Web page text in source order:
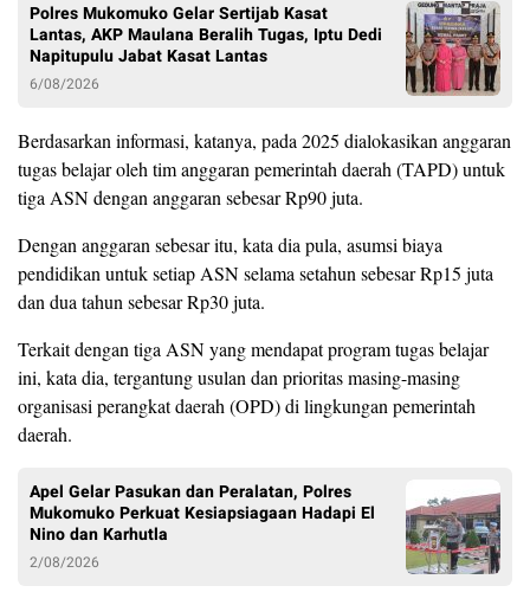
Polres Mukomuko Gelar Sertijab Kasat
Lantas, AKP Maulana Beralih Tugas, Iptu Dedi
Napitupulu Jabat Kasat Lantas
6/08/2026
Berdasarkan informasi, katanya, pada 2025 dialokasikan anggaran
tugas belajar oleh tim anggaran pemerintah daerah (TAPD) untuk
tiga ASN dengan anggaran sebesar Rp90 juta.
Dengan anggaran sebesar itu, kata dia pula, asumsi biaya
pendidikan untuk setiap ASN selama setahun sebesar Rp15 juta
dan dua tahun sebesar Rp30 juta.
Terkait dengan tiga ASN yang mendapat program tugas belajar
ini, kata dia, tergantung usulan dan prioritas masing-masing
organisasi perangkat daerah (OPD) di lingkungan pemerintah
daerah.
Apel Gelar Pasukan dan Peralatan, Polres
Mukomuko Perkuat Kesiapsiagaan Hadapi El
Nino dan Karhutla
2/08/2026